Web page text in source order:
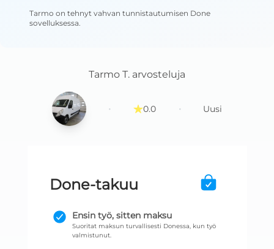
Tarmo on tehnyt vahvan tunnistautumisen Done
sovelluksessa.
Tarmo T. arvosteluja
· 0.0 · Uusi
Done-takuu
Ensin työ, sitten maksu
Suoritat maksun turvallisesti Donessa, kun työ
valmistunut.